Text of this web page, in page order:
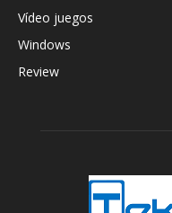
Vídeo juegos
Windows
Review